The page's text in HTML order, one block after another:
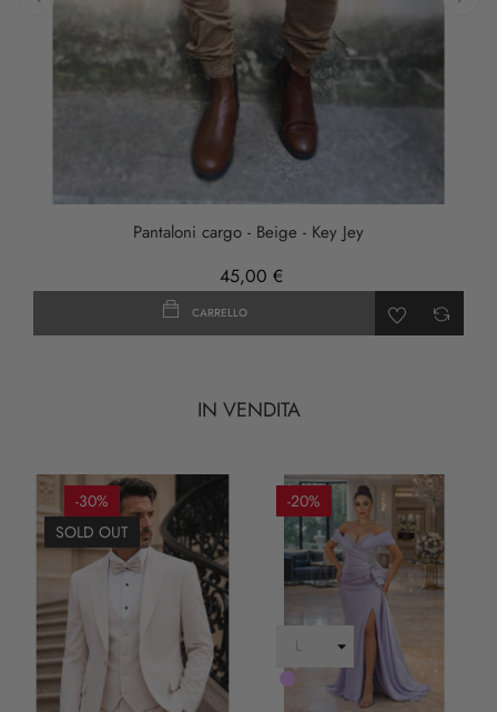
Pantaloni cargo - Beige - Key Jey
45,00 €
CARRELLO
IN VENDITA
-30%
SOLD OUT
-20%
LILLA